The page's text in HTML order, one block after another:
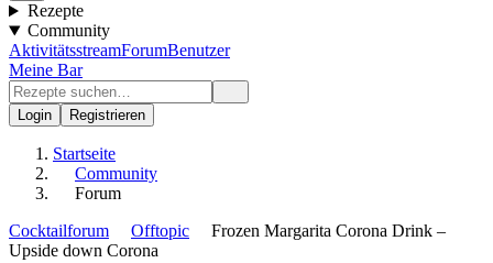
Rezepte
Community
AktivitätsstreamForumBenutzer
Meine Bar
Login Registrieren
Startseite
Community
Forum
Cocktailforum
Offtopic
Frozen Margarita Corona Drink –
Upside down Corona